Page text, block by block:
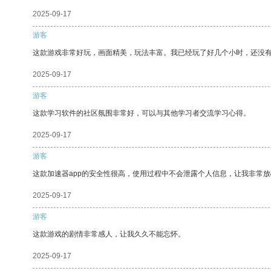
2025-09-17
游客
这款游戏非常好玩，画面精美，玩法丰富。我已经玩了好几个小时，还没有
2025-09-17
游客
这款学习软件的社区氛围非常好，可以与其他学习者交流学习心得。
2025-09-17
游客
这款加速器app的安全性很高，使用过程中不会泄露个人信息，让我非常放
2025-09-17
游客
这款游戏的剧情非常感人，让我久久不能忘怀。
2025-09-17